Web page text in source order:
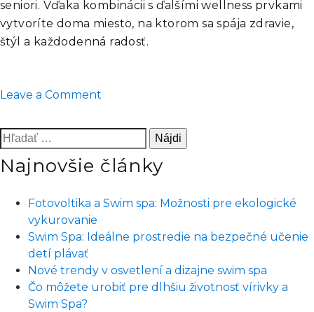
seniori. Vďaka kombinácii s ďalšími wellness prvkami
vytvoríte doma miesto, na ktorom sa spája zdravie,
štýl a každodenná radosť.
Leave a Comment
trendy
v
osvetlení
dizajne
swim
spa
Hľadať:
Najnovšie články
Fotovoltika a Swim spa: Možnosti pre ekologické
vykurovanie
Swim Spa: Ideálne prostredie na bezpečné učenie
detí plávať
Nové trendy v osvetlení a dizajne swim spa
Čo môžete urobiť pre dlhšiu životnosť vírivky a
Swim Spa?